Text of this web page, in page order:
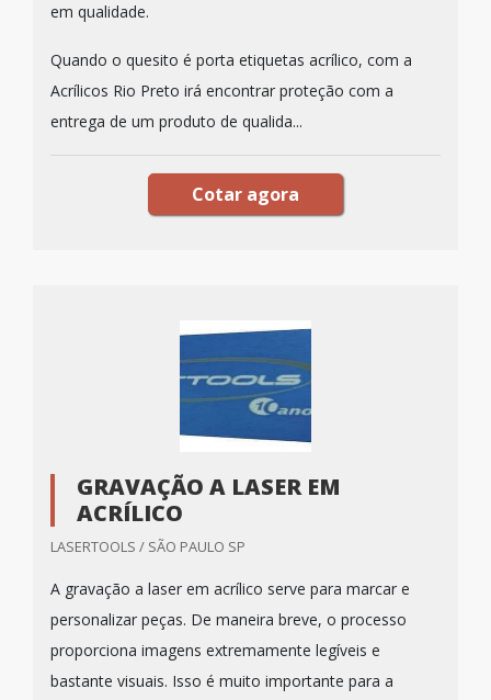
em qualidade.
Quando o quesito é porta etiquetas acrílico, com a
Acrílicos Rio Preto irá encontrar proteção com a
entrega de um produto de qualida...
Cotar agora
GRAVAÇÃO A LASER EM
ACRÍLICO
LASERTOOLS / SÃO PAULO SP
A gravação a laser em acrílico serve para marcar e
personalizar peças. De maneira breve, o processo
proporciona imagens extremamente legíveis e
bastante visuais. Isso é muito importante para a